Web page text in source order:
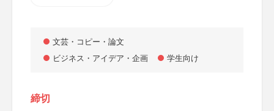
文芸・コピー・論文
ビジネス・アイデア・企画
学生向け
締切